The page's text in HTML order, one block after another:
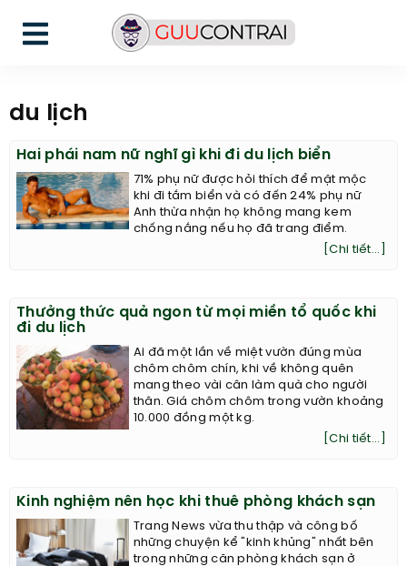
du lịch
Hai phái nam nữ nghĩ gì khi đi du lịch biển
71% phụ nữ được hỏi thích để mặt mộc
khi đi tắm biển và có đến 24% phụ nữ
Anh thừa nhận họ không mang kem
chống nắng nếu họ đã trang điểm.
[Chi tiết...]
Thưởng thức quả ngon từ mọi miền tổ quốc khi
đi du lịch
Ai đã một lần về miệt vườn đúng mùa
chôm chôm chín, khi về không quên
mang theo vài cân làm quà cho người
thân. Giá chôm chôm trong vườn khoảng
10.000 đồng một kg.
[Chi tiết...]
Kinh nghiệm nên học khi thuê phòng khách sạn
Trang News vừa thu thập và công bố
những chuyện kể "kinh khủng" nhất bên
trong những căn phòng khách sạn ở